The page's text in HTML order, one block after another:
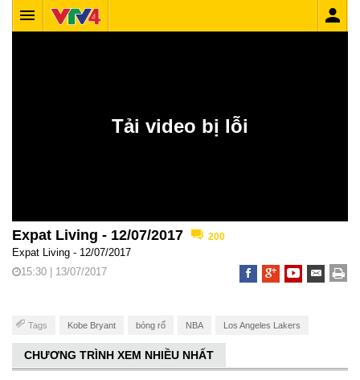
Expat Living - 12/07/2017 200
Expat Living - 12/07/2017
15:30 | 13/07/2017
Tags Kobe Bryant bóng rổ NBA Los Angeles Lakers
CHƯƠNG TRÌNH XEM NHIỀU NHẤT